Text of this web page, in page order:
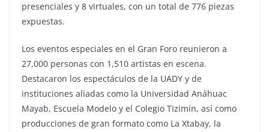
presenciales y 8 virtuales, con un total de 776 piezas
expuestas.
Los eventos especiales en el Gran Foro reunieron a
27,000 personas con 1,510 artistas en escena.
Destacaron los espectáculos de la UADY y de
instituciones aliadas como la Universidad Anáhuac
Mayab, Escuela Modelo y el Colegio Tizimín, así como
producciones de gran formato como La Xtabay, la